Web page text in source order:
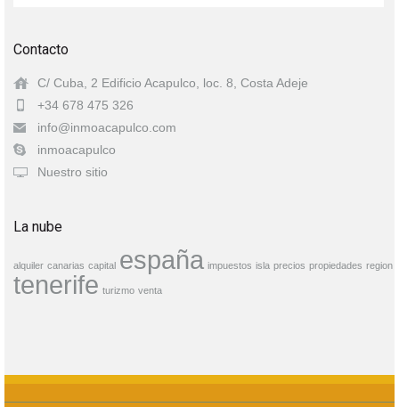
Contacto
C/ Cuba, 2 Edificio Acapulco, loc. 8, Costa Adeje
+34 678 475 326
info@inmoacapulco.com
inmoacapulco
Nuestro sitio
La nube
alquiler canarias capital españa impuestos isla precios propiedades region
tenerife turizmo venta